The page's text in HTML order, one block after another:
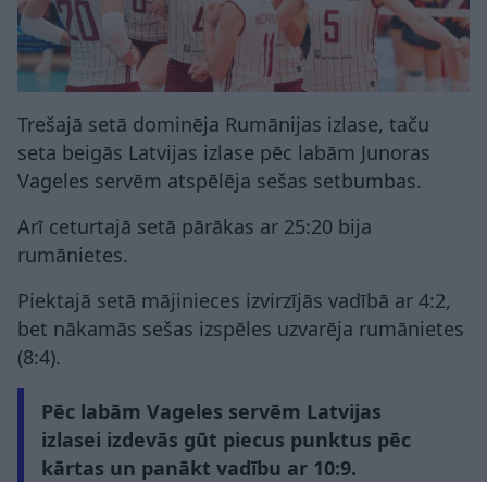
Trešajā setā dominēja Rumānijas izlase, taču
seta beigās Latvijas izlase pēc labām Junoras
Vageles servēm atspēlēja sešas setbumbas.
Arī ceturtajā setā pārākas ar 25:20 bija
rumānietes.
Piektajā setā mājinieces izvirzījās vadībā ar 4:2,
bet nākamās sešas izspēles uzvarēja rumānietes
(8:4).
Pēc labām Vageles servēm Latvijas
izlasei izdevās gūt piecus punktus pēc
kārtas un panākt vadību ar 10:9.